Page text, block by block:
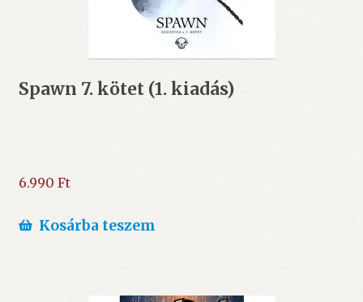
Spawn 7. kötet (1. kiadás)
6.990 Ft
Kosárba teszem